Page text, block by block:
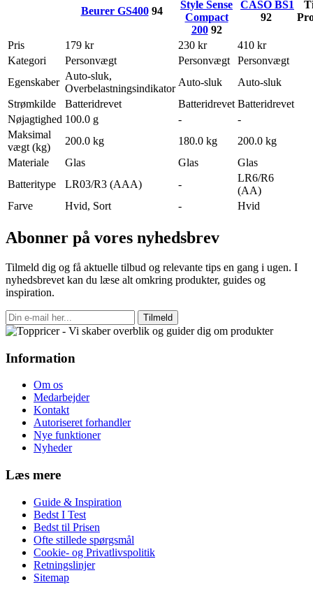
Beurer GS400 94
Style Sense
Compact
200 92
CASO BS1
92
Pris 179 kr 230 kr
410 kr
Kategori
Personvægt Personvægt
Personvægt
Egenskaber
Auto-sluk,
Overbelastningsindikator
Auto-sluk
Auto-sluk
Strømkilde
Batteridrevet Batteridrevet Batteridrevet
Nøjagtighed 100.0 g -
-
Maksimal
vægt (kg)
200.0 kg 180.0 kg
200.0 kg
Materiale
Glas Glas
Glas
Batteritype
LR03/R3 (AAA) -
LR6/R6
(AA)
Farve
Hvid, Sort - Hvid
Abonner på vores nyhedsbrev
Tilmeld dig og få aktuelle tilbud og relevante tips en gang i ugen. I
nyhedsbrevet kan du læse alt omkring produkter, guides og
inspiration.
Tilmeld
Information
Om os
Medarbejder
Kontakt
Autoriseret forhandler
Nye funktioner
Nyheder
Læs mere
Guide & Inspiration
Bedst I Test
Bedst til Prisen
Ofte stillede spørgsmål
Cookie- og Privatlivspolitik
Retningslinjer
Sitemap